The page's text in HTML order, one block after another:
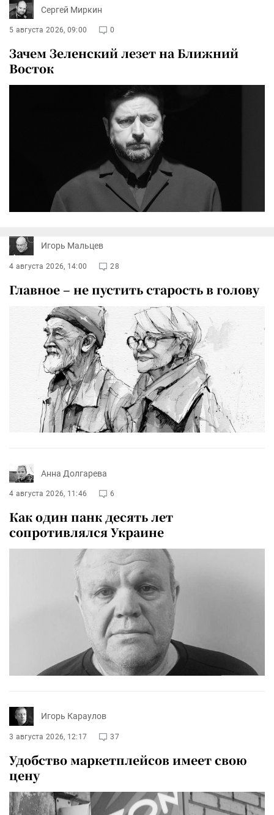
Сергей Миркин
5 августа 2026, 09:00 0
Зачем Зеленский лезет на Ближний
Восток
Игорь Мальцев
4 августа 2026, 14:00 28
Главное – не пустить старость в голову
Анна Долгарева
4 августа 2026, 11:46 6
Как один панк десять лет
сопротивлялся Украине
Игорь Караулов
3 августа 2026, 12:17 37
Удобство маркетплейсов имеет свою
цену